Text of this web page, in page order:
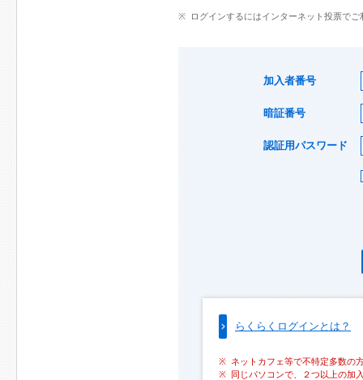
ログインするにはインターネット投票で
加入者番号
暗証番号
認証用パスワード
らくらくログインとは？
ネットカフェ等で不特定多数の
同じパソコンで、２つ以上の加